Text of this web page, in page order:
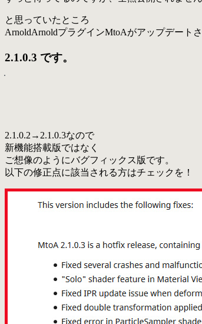
と思っていたところ
ArnoldArnoldプラグインMtoAがアップデート
2.1.0.3 です。
2.1.0.2→2.1.0.3なので
新機能搭載版ではなく
ご想像のようにバグフィックス版です。
以下の修正点に該当される方はチェックを！